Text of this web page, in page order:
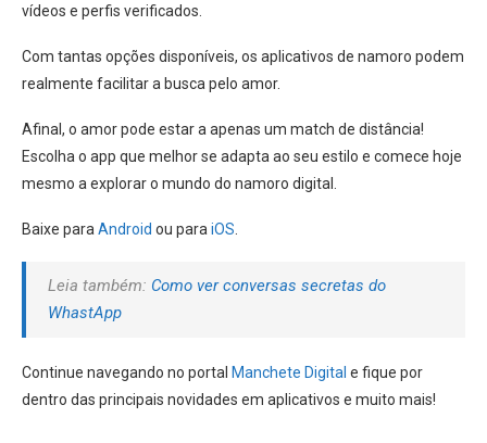
vídeos e perfis verificados.
Com tantas opções disponíveis, os aplicativos de namoro podem
realmente facilitar a busca pelo amor.
Afinal, o amor pode estar a apenas um match de distância!
Escolha o app que melhor se adapta ao seu estilo e comece hoje
mesmo a explorar o mundo do namoro digital.
Baixe para Android ou para iOS
Leia também: Como ver conversas secretas do
WhastApp
Continue navegando no portal Manchete Digital e fique por
dentro das principais novidades em aplicativos e muito mais!